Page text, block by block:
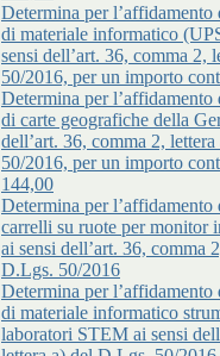
Determina per l’affidamento
di materiale informatico
sensi dell’art. 36, comma 2,
50/2016, per un importo
Determina per l’affidamento
di carte geografiche della
dell’art. 36, comma 2,
50/2016, per un importo
144,00
Determina per l’affidamento
carrelli su ruote per monitor
ai sensi dell’art. 36, comma
D.Lgs. 50/2016
Determina per l’affidamento
di materiale informatico
laboratori STEM ai sensi